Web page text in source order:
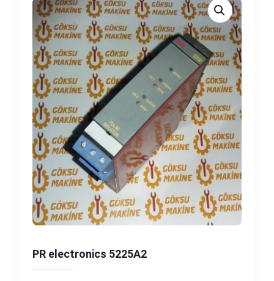
PR electronics 5225A2